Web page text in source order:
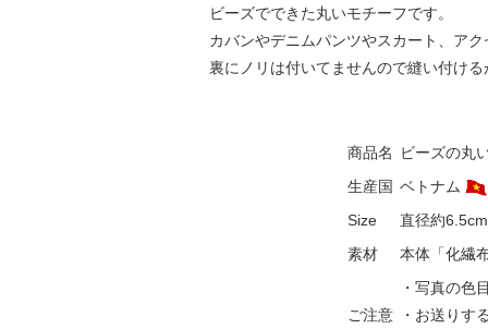
ビーズでできた丸いモチーフです。
カバンやデニムパンツやスカート、ア
裏にノリは付いてませんので縫い付け
商品名
ビーズの丸
生産国 ベトナム
Size
直径約
素材
本体「化繊
ご注意
・写真の色
・お送りす